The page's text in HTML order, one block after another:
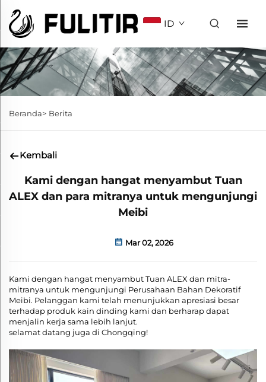
ID
Beranda> Berita
Kembali
Kami dengan hangat menyambut Tuan
ALEX dan para mitranya untuk mengunjungi
Meibi
Mar 02, 2026
Kami dengan hangat menyambut Tuan ALEX dan mitra-
mitranya untuk mengunjungi Perusahaan Bahan Dekoratif
Meibi. Pelanggan kami telah menunjukkan apresiasi besar
terhadap produk kain dinding kami dan berharap dapat
menjalin kerja sama lebih lanjut.
selamat datang juga di Chongqing!